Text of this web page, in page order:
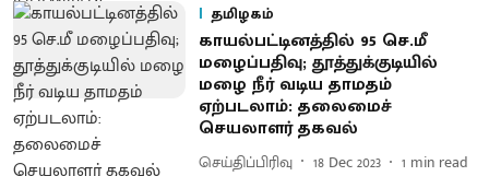
தமிழகம்
காயல்பட்டினத்தில் 95 செ.மீ
மழைப்பதிவு; தூத்துக்குடியில்
மழை நீர் வடிய தாமதம்
ஏற்படலாம்: தலைமைச்
செயலாளர் தகவல்
செய்திப்பிரிவு 18 Dec 2023 1 min read